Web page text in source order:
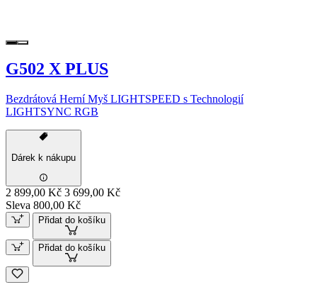
G502 X PLUS
Bezdrátová Herní Myš LIGHTSPEED s Technologií
LIGHTSYNC RGB
Dárek k nákupu
2 899,00 Kč 3 699,00 Kč
Sleva 800,00 Kč
Přidat do košíku
Přidat do košíku